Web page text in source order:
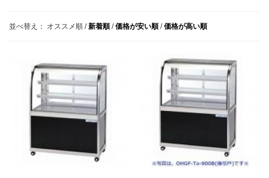
並べ替え： オススメ順 /新着順 /価格が安い順 /価格が高い順